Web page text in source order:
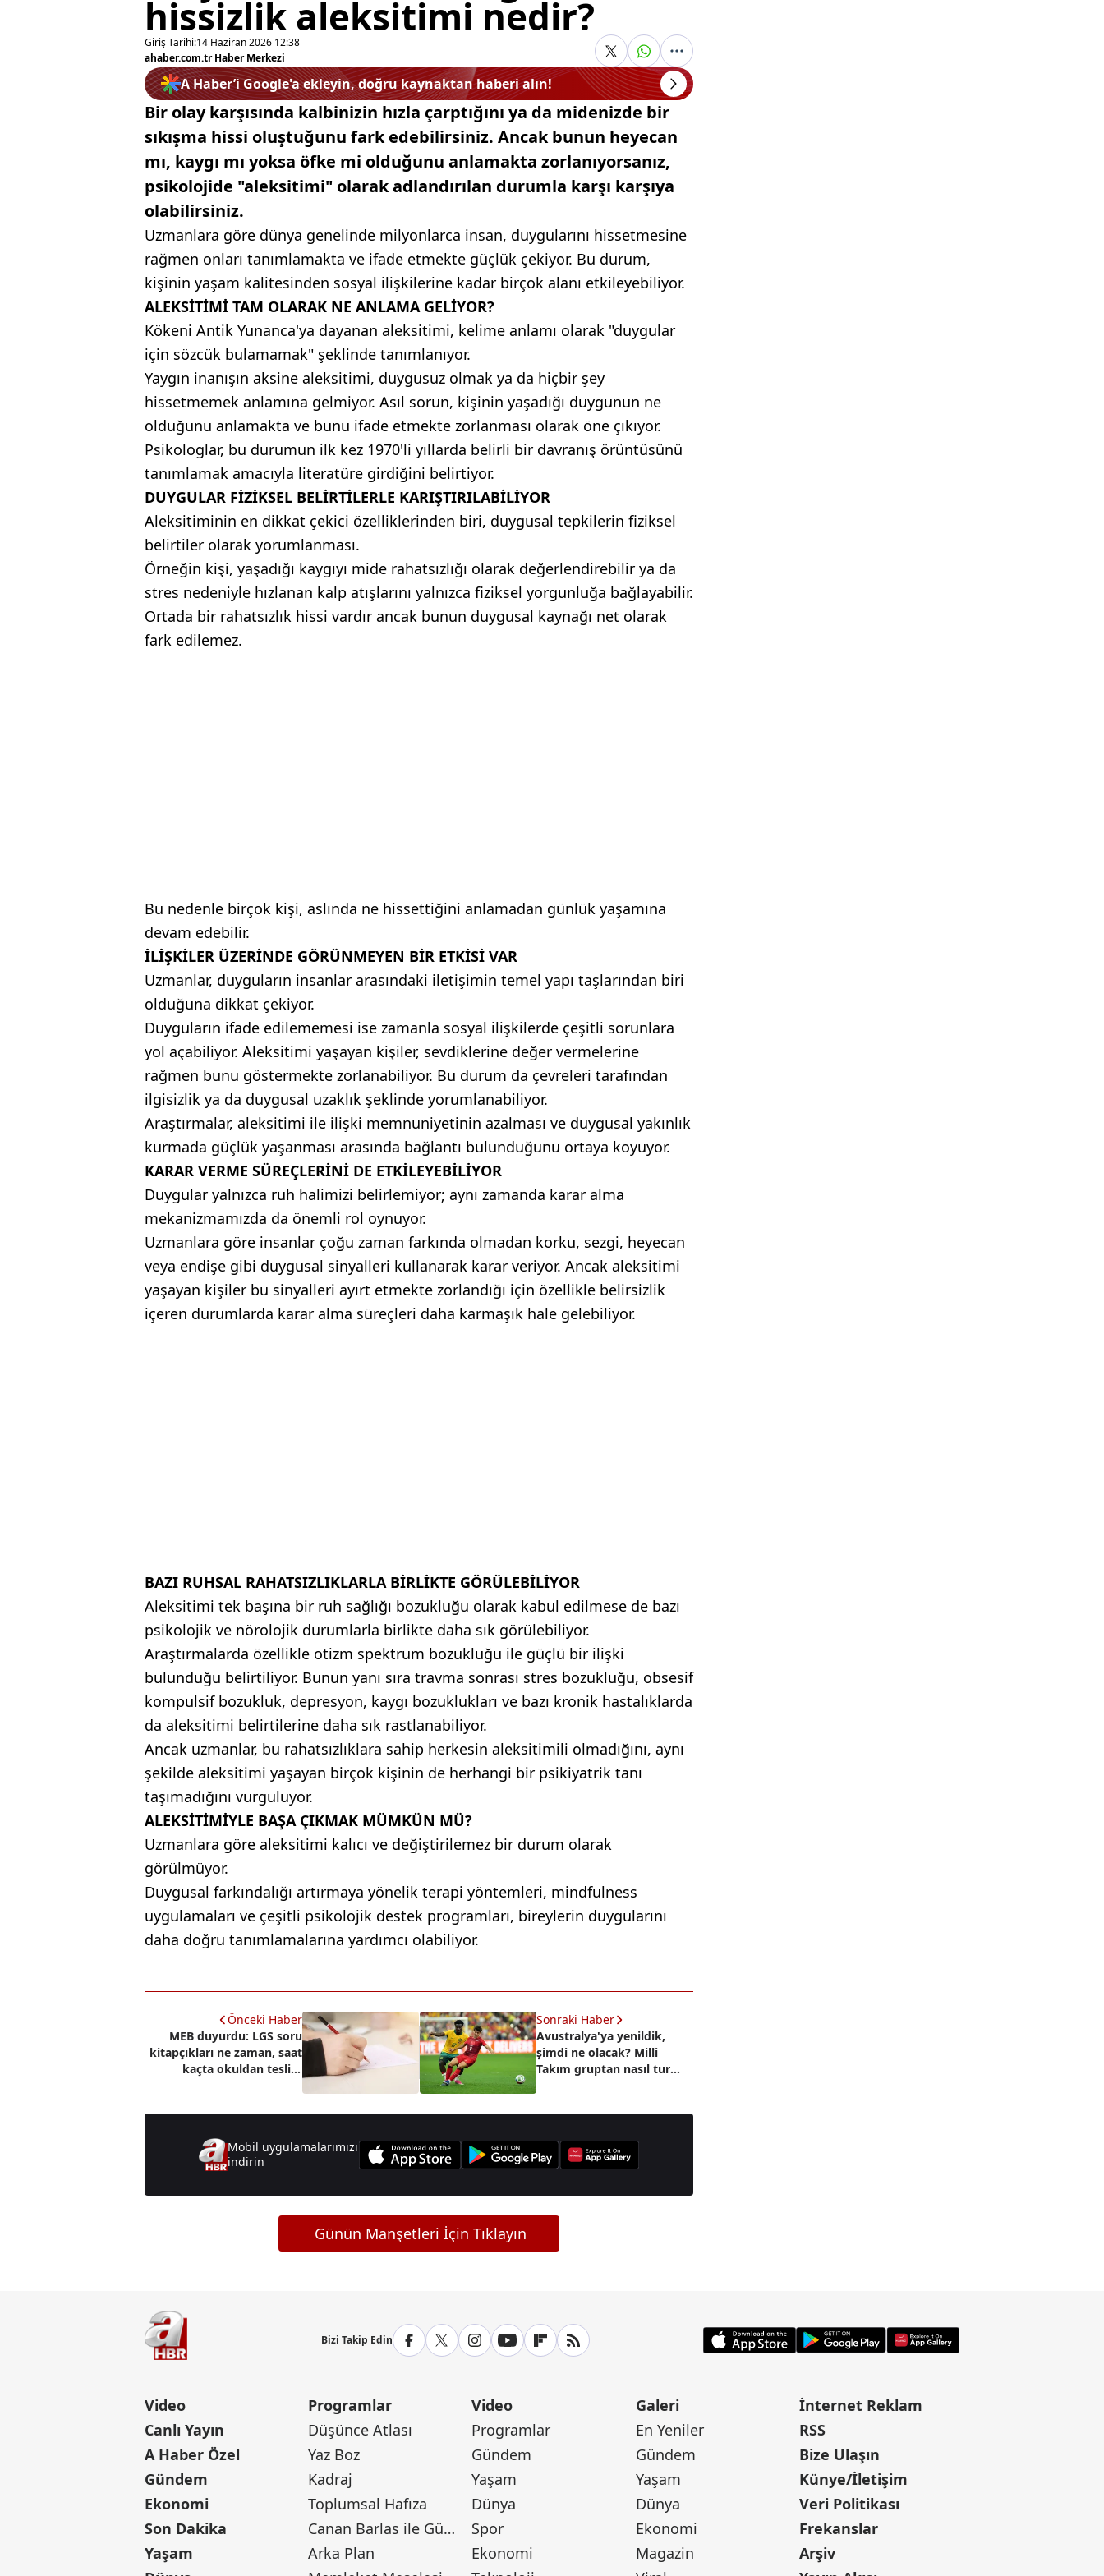
hissizlik aleksitimi nedir?
Giriş Tarihi:14 Haziran 2026 12:38
ahaber.com.tr Haber Merkezi
A Haber’i Google'a ekleyin, doğru kaynaktan haberi alın!
Bir olay karşısında kalbinizin hızla çarptığını ya da midenizde bir
sıkışma hissi oluştuğunu fark edebilirsiniz. Ancak bunun heyecan
mı, kaygı mı yoksa öfke mi olduğunu anlamakta zorlanıyorsanız,
psikolojide "aleksitimi" olarak adlandırılan durumla karşı karşıya
olabilirsiniz.
Uzmanlara göre dünya genelinde milyonlarca insan, duygularını hissetmesine
rağmen onları tanımlamakta ve ifade etmekte güçlük çekiyor. Bu durum,
kişinin yaşam kalitesinden sosyal ilişkilerine kadar birçok alanı etkileyebiliyor.
ALEKSİTİMİ TAM OLARAK NE ANLAMA GELİYOR?
Kökeni Antik Yunanca'ya dayanan aleksitimi, kelime anlamı olarak "duygular
için sözcük bulamamak" şeklinde tanımlanıyor.
Yaygın inanışın aksine aleksitimi, duygusuz olmak ya da hiçbir şey
hissetmemek anlamına gelmiyor. Asıl sorun, kişinin yaşadığı duygunun ne
olduğunu anlamakta ve bunu ifade etmekte zorlanması olarak öne çıkıyor.
Psikologlar, bu durumun ilk kez 1970'li yıllarda belirli bir davranış örüntüsünü
tanımlamak amacıyla literatüre girdiğini belirtiyor.
DUYGULAR FİZİKSEL BELİRTİLERLE KARIŞTIRILABİLİYOR
Aleksitiminin en dikkat çekici özelliklerinden biri, duygusal tepkilerin fiziksel
belirtiler olarak yorumlanması.
Örneğin kişi, yaşadığı kaygıyı mide rahatsızlığı olarak değerlendirebilir ya da
stres nedeniyle hızlanan kalp atışlarını yalnızca fiziksel yorgunluğa bağlayabilir.
Ortada bir rahatsızlık hissi vardır ancak bunun duygusal kaynağı net olarak
fark edilemez.
Bu nedenle birçok kişi, aslında ne hissettiğini anlamadan günlük yaşamına
devam edebilir.
İLİŞKİLER ÜZERİNDE GÖRÜNMEYEN BİR ETKİSİ VAR
Uzmanlar, duyguların insanlar arasındaki iletişimin temel yapı taşlarından biri
olduğuna dikkat çekiyor.
Duyguların ifade edilememesi ise zamanla sosyal ilişkilerde çeşitli sorunlara
yol açabiliyor. Aleksitimi yaşayan kişiler, sevdiklerine değer vermelerine
rağmen bunu göstermekte zorlanabiliyor. Bu durum da çevreleri tarafından
ilgisizlik ya da duygusal uzaklık şeklinde yorumlanabiliyor.
Araştırmalar, aleksitimi ile ilişki memnuniyetinin azalması ve duygusal yakınlık
kurmada güçlük yaşanması arasında bağlantı bulunduğunu ortaya koyuyor.
KARAR VERME SÜREÇLERİNİ DE ETKİLEYEBİLİYOR
Duygular yalnızca ruh halimizi belirlemiyor; aynı zamanda karar alma
mekanizmamızda da önemli rol oynuyor.
Uzmanlara göre insanlar çoğu zaman farkında olmadan korku, sezgi, heyecan
veya endişe gibi duygusal sinyalleri kullanarak karar veriyor. Ancak aleksitimi
yaşayan kişiler bu sinyalleri ayırt etmekte zorlandığı için özellikle belirsizlik
içeren durumlarda karar alma süreçleri daha karmaşık hale gelebiliyor.
BAZI RUHSAL RAHATSIZLIKLARLA BİRLİKTE GÖRÜLEBİLİYOR
Aleksitimi tek başına bir ruh sağlığı bozukluğu olarak kabul edilmese de bazı
psikolojik ve nörolojik durumlarla birlikte daha sık görülebiliyor.
Araştırmalarda özellikle otizm spektrum bozukluğu ile güçlü bir ilişki
bulunduğu belirtiliyor. Bunun yanı sıra travma sonrası stres bozukluğu, obsesif
kompulsif bozukluk, depresyon, kaygı bozuklukları ve bazı kronik hastalıklarda
da aleksitimi belirtilerine daha sık rastlanabiliyor.
Ancak uzmanlar, bu rahatsızlıklara sahip herkesin aleksitimili olmadığını, aynı
şekilde aleksitimi yaşayan birçok kişinin de herhangi bir psikiyatrik tanı
taşımadığını vurguluyor.
ALEKSİTİMİYLE BAŞA ÇIKMAK MÜMKÜN MÜ?
Uzmanlara göre aleksitimi kalıcı ve değiştirilemez bir durum olarak
görülmüyor.
Duygusal farkındalığı artırmaya yönelik terapi yöntemleri, mindfulness
uygulamaları ve çeşitli psikolojik destek programları, bireylerin duygularını
daha doğru tanımlamalarına yardımcı olabiliyor.
Önceki Haber
MEB duyurdu: LGS soru
kitapçıkları ne zaman, saat
kaçta okuldan teslim
Sonraki Haber
Avustralya'ya yenildik,
şimdi ne olacak? Milli
Takım gruptan nasıl tur
atlar?
Mobil uygulamalarımızı
indirin
Günün Manşetleri İçin Tıklayın
Bizi Takip Edin
Video
Canlı Yayın
A Haber Özel
Gündem
Ekonomi
Son Dakika
Yaşam
Programlar
Düşünce Atlası
Yaz Boz
Kadraj
Toplumsal Hafıza
Canan Barlas ile Gündem
Arka Plan
Video
Programlar
Gündem
Yaşam
Dünya
Spor
Ekonomi
Galeri
En Yeniler
Gündem
Yaşam
Dünya
Ekonomi
Magazin
İnternet Reklam
RSS
Bize Ulaşın
Künye/İletişim
Veri Politikası
Frekanslar
Arşiv